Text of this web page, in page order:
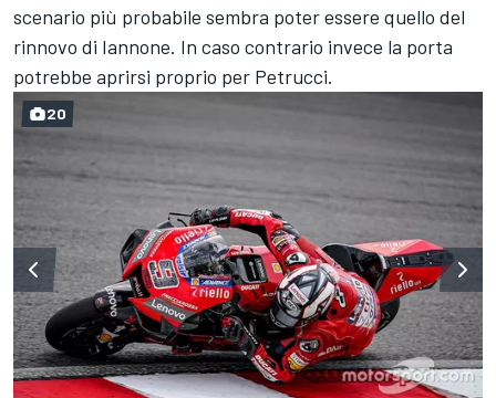
scenario più probabile sembra poter essere quello del
rinnovo di Iannone. In caso contrario invece la porta
potrebbe aprirsi proprio per Petrucci.
20